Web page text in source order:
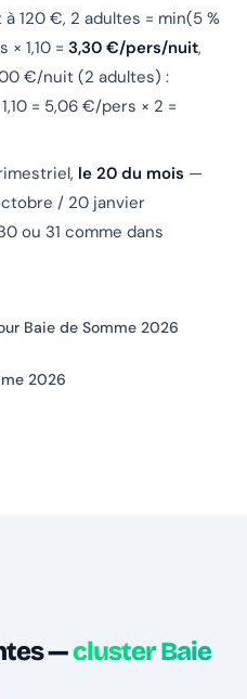
à 120 €, 2 adultes = min(5 %
1,10 = 3,30 €/pers/nuit,
€/nuit (2 adultes) :
= 5,06 €/pers × 2 =
le 20 du mois —
/ 20 janvier
ou 31 comme dans
Baie de Somme 2026
2026
—cluster Baie